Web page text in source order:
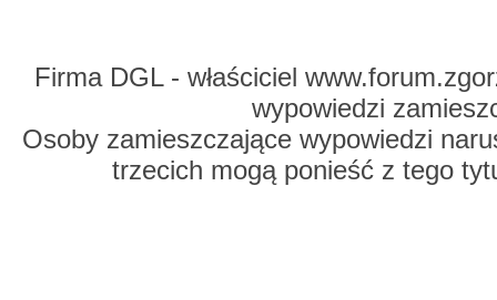
Firma DGL - właściciel
wypowiedzi
Osoby zamieszczające wypowiedzi
trzecich mogą ponieść z tego